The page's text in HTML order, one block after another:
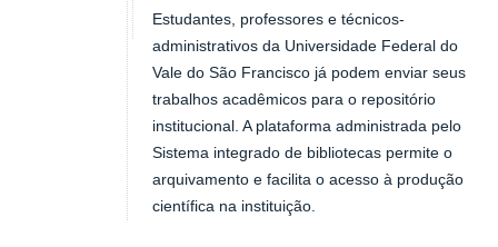
Estudantes, professores e técnicos-
administrativos da Universidade Federal do
Vale do São Francisco já podem enviar seus
trabalhos acadêmicos para o repositório
institucional. A plataforma administrada pelo
Sistema integrado de bibliotecas permite o
arquivamento e facilita o acesso à produção
científica na instituição.